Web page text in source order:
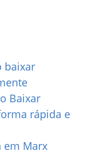
baixar
Baixar
rápida e
em Marx